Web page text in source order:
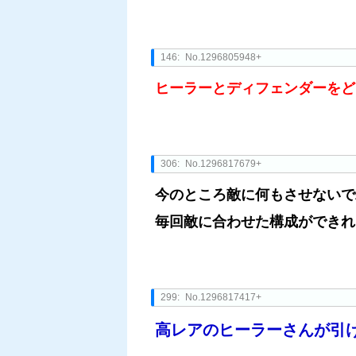
146: No.1296805948+
ヒーラーとディフェンダーを
306: No.1296817679+
今のところ敵に何もさせない
毎回敵に合わせた構成ができ
299: No.1296817417+
高レアのヒーラーさんが引